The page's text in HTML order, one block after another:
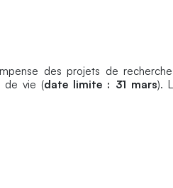
des projets de
de vie (date limite : 31 mars).